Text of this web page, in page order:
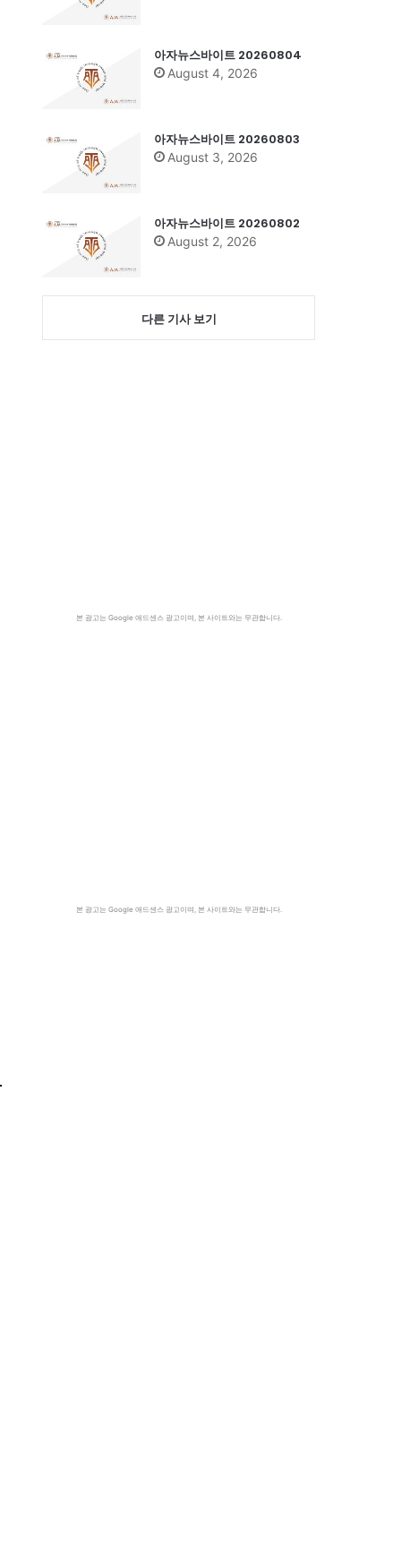
아자뉴스바이트 20260804
August 4, 2026
아자뉴스바이트 20260803
August 3, 2026
아자뉴스바이트 20260802
August 2, 2026
다른 기사 보기
본 광고는 Google 애드센스 광고이며, 본 사이트와는 무관합니다.
본 광고는 Google 애드센스 광고이며, 본 사이트와는 무관합니다.